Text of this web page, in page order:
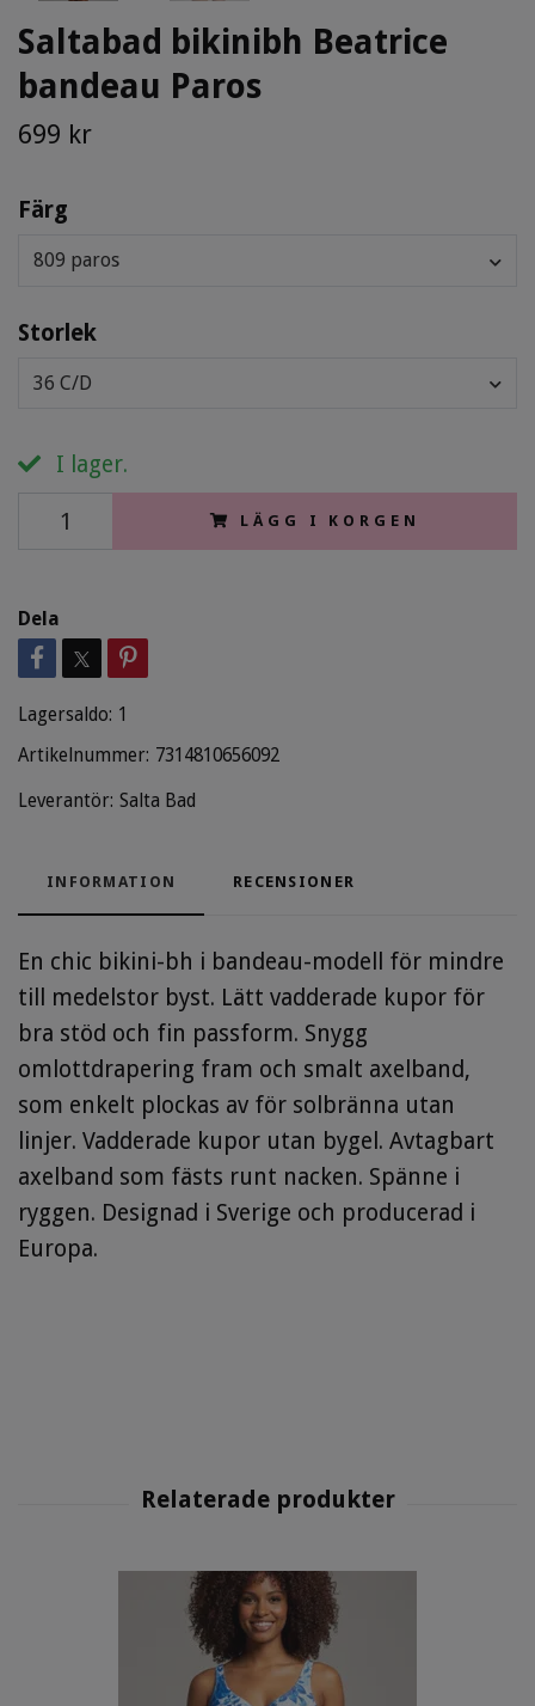
Saltabad bikinibh Beatrice
bandeau Paros
699 kr
Färg
809 paros
Storlek
36 C/D
I lager.
LÄGG I KORGEN
Dela
Lagersaldo: 1
Artikelnummer: 7314810656092
Leverantör: Salta Bad
INFORMATION RECENSIONER
En chic bikini-bh i bandeau-modell för mindre
till medelstor byst. Lätt vadderade kupor för
bra stöd och fin passform. Snygg
omlottdrapering fram och smalt axelband,
som enkelt plockas av för solbränna utan
linjer. Vadderade kupor utan bygel. Avtagbart
axelband som fästs runt nacken. Spänne i
ryggen. Designad i Sverige och producerad i
Europa.